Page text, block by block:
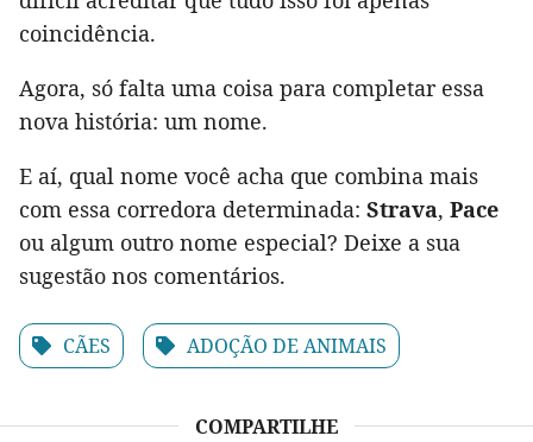
coincidência.
Agora, só falta uma coisa para completar essa
nova história: um nome.
E aí, qual nome você acha que combina mais
com essa corredora determinada: Strava, Pace
ou algum outro nome especial? Deixe a sua
sugestão nos comentários.
CÃES ADOÇÃO DE ANIMAIS
COMPARTILHE